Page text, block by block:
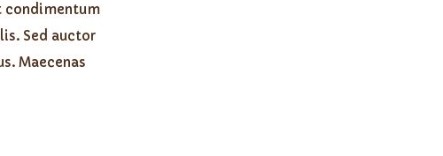
condimentum
Sed auctor
Maecenas